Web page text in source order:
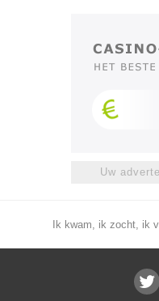
Uw
Ik kwam, ik zocht, ik